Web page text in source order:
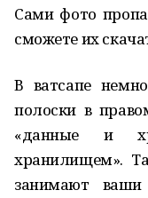
Сами фото
сможете их
В ватсапе
полоски в
«данные и
хранилищем».
занимают